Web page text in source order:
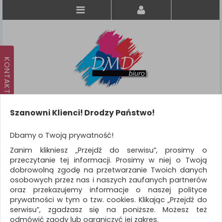
KATEGORIE
WSZYSTKIE KATEGORIE
FILTRY
Więcej
Szanowni Klienci! Drodzy Państwo!
Dbamy o Twoją prywatność!
Zanim klikniesz „Przejdź do serwisu”, prosimy o
przeczytanie tej informacji. Prosimy w niej o Twoją
dobrowolną zgodę na przetwarzanie Twoich danych
osobowych przez nas i naszych zaufanych partnerów
oraz przekazujemy informacje o naszej polityce
prywatności w tym o tzw. cookies. Klikając „Przejdź do
serwisu”, zgadzasz się na poniższe. Możesz też
odmówić zgody lub ograniczyć jej zakres.